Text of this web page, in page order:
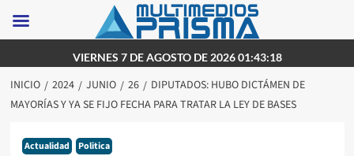
al
contenido
VIERNES 7 DE AGOSTO DE 2026 01:43:18
INICIO 2024 JUNIO 26
DIPUTADOS: HUBO DICTÁMEN DE
MAYORÍAS Y YA SE FIJO FECHA PARA TRATAR LA LEY DE BASES
Actualidad Politica